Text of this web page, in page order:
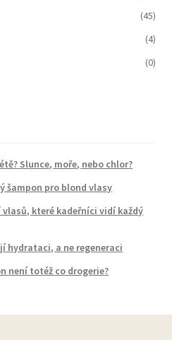
(45)
(4)
(0)
Slunce, moře, nebo chlor?
šampon pro blond vlasy
které kadeřníci vidí každý
hydrataci, a ne regeneraci
není totéž co drogerie?